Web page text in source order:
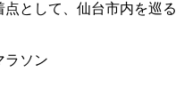
として、仙台市内を巡る
ラソン